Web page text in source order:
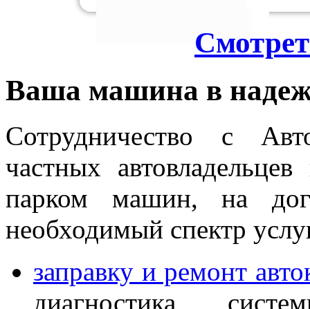
Ваша машина в
Сотрудничество с
частных
парком машин, на
необходимый спектр
заправку и ремонт
диагностика